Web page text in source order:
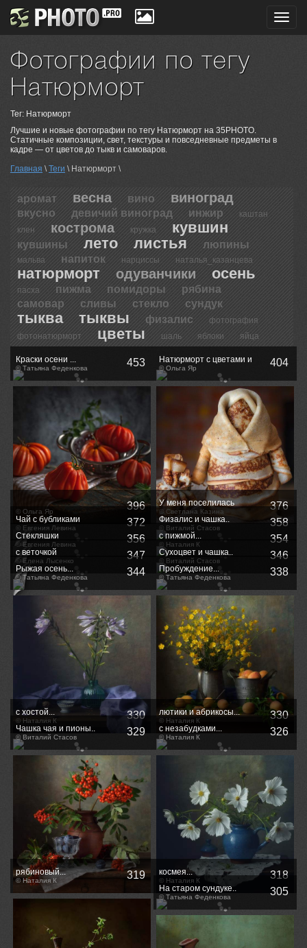
Фотографии по тегу
Натюрморт
Тег: Натюрморт
Лучшие и новые фотографии по тегу Натюрморт на 35PHOTO.
Статичные композиции, свет, текстуры и повседневные предметы в
кадре — от цветов до тыкв и самоваров.
Главная \Теги \ Натюрморт \
аромат весна вино виноград
вкусно девичий виноград инжир
каштан
клен
кострома кружка кувшин
кувшины лето листья люпины
мальва напиток нарциссы наталья_казанцева
натюрморт одуванчики осень
пасха пижма помидоры
рябина
самовар
сливы стекло сундук
тыква тыквы физалис
фотография
фотонатюрморт
цветы шаль яблоки яйца
Краски осени ...
© Татьяна Феденкова 453
Натюрморт с цветами и
виноградом
© Ольга Яр 404
© Ольга Яр 396
У меня поселилась
Масленица...
© Светлана Казина 376
Чай с бубликами
© Евгения Левина 372 Физалис и чашка..
© Виталий Стасов 358
Стекляшки
© Евгения Левина 356 с пижмой...
© Наталия К 354
с веточкой
© Елена Лысенко 347 Сухоцвет и чашка..
© Виталий Стасов 346
Рыжая осень...
© Татьяна Феденкова 344 Пробуждение...
© Татьяна Феденкова 338
с хостой...
© Наталия К 330 лютики и абрикосы...
© Наталия К 330
Чашка чая и пионы..
© Виталий Стасов 329 с незабудками...
© Наталия К 326
рябиновый...
© Наталия К 319 космея...
© Наталия К 318
На старом сундуке..
© Татьяна Феденкова 305